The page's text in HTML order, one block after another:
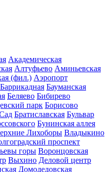
Академическая
Алтуфьево Аминьевская
(фил.) Аэропорт
Баррикадная Бауманская
Беляево Бибирево
парк Борисово
Братиславская Бульвар
Бунинская аллея
Лихоборы Владыкино
проспект
горы Воронцовская
Выхино Деловой центр
Домодедовская